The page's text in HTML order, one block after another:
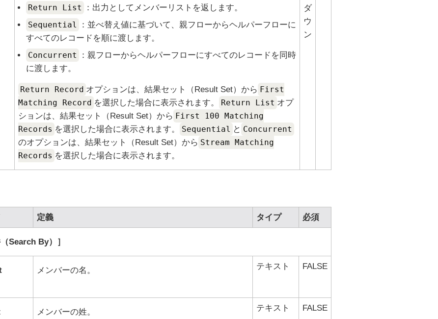
Return List
：出力としてメンバーリストを返します。
Sequential
：並べ替え値に基づいて、親フローからヘルパーフローに
すべてのレコードを順に渡します。
Concurrent
：親フローからヘルパーフローにすべてのレコードを同時
に渡します。
Return Record オプションは、 結果セット（Result Set） から First
Matching Record を選択した場合に表示されます。 Return List オプ
ションは、 結果セット（Result Set） から First 100 Matching
Records を選択した場合に表示されます。 Sequential と Concurrent
のオプションは、 結果セット（Result Set） から Stream Matching
Records を選択した場合に表示されます。
ダ
ウ
ン
定義 タイプ 必須
Search By）
メンバーの名。 テキスト FALSE
メンバーの姓。 テキスト FALSE